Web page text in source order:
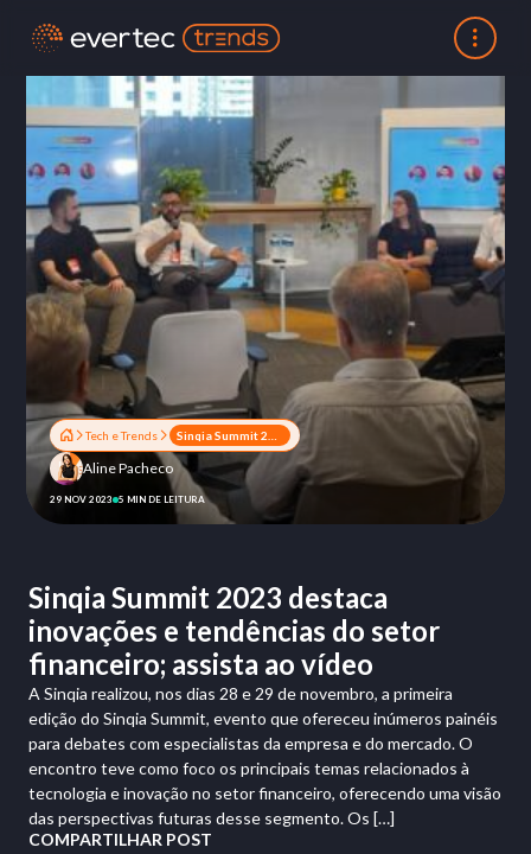
Tech e Trends
Aline Pacheco
29 NOV 2023 5 MIN DE LEITURA
Sinqia Summit 2023 destaca
inovações e tendências do setor
financeiro; assista ao vídeo
A Sinqia realizou, nos dias 28 e 29 de novembro, a primeira
edição do Sinqia Summit, evento que ofereceu inúmeros painéis
para debates com especialistas da empresa e do mercado. O
encontro teve como foco os principais temas relacionados à
tecnologia e inovação no setor financeiro, oferecendo uma visão
das perspectivas futuras desse segmento. Os […]
COMPARTILHAR POST